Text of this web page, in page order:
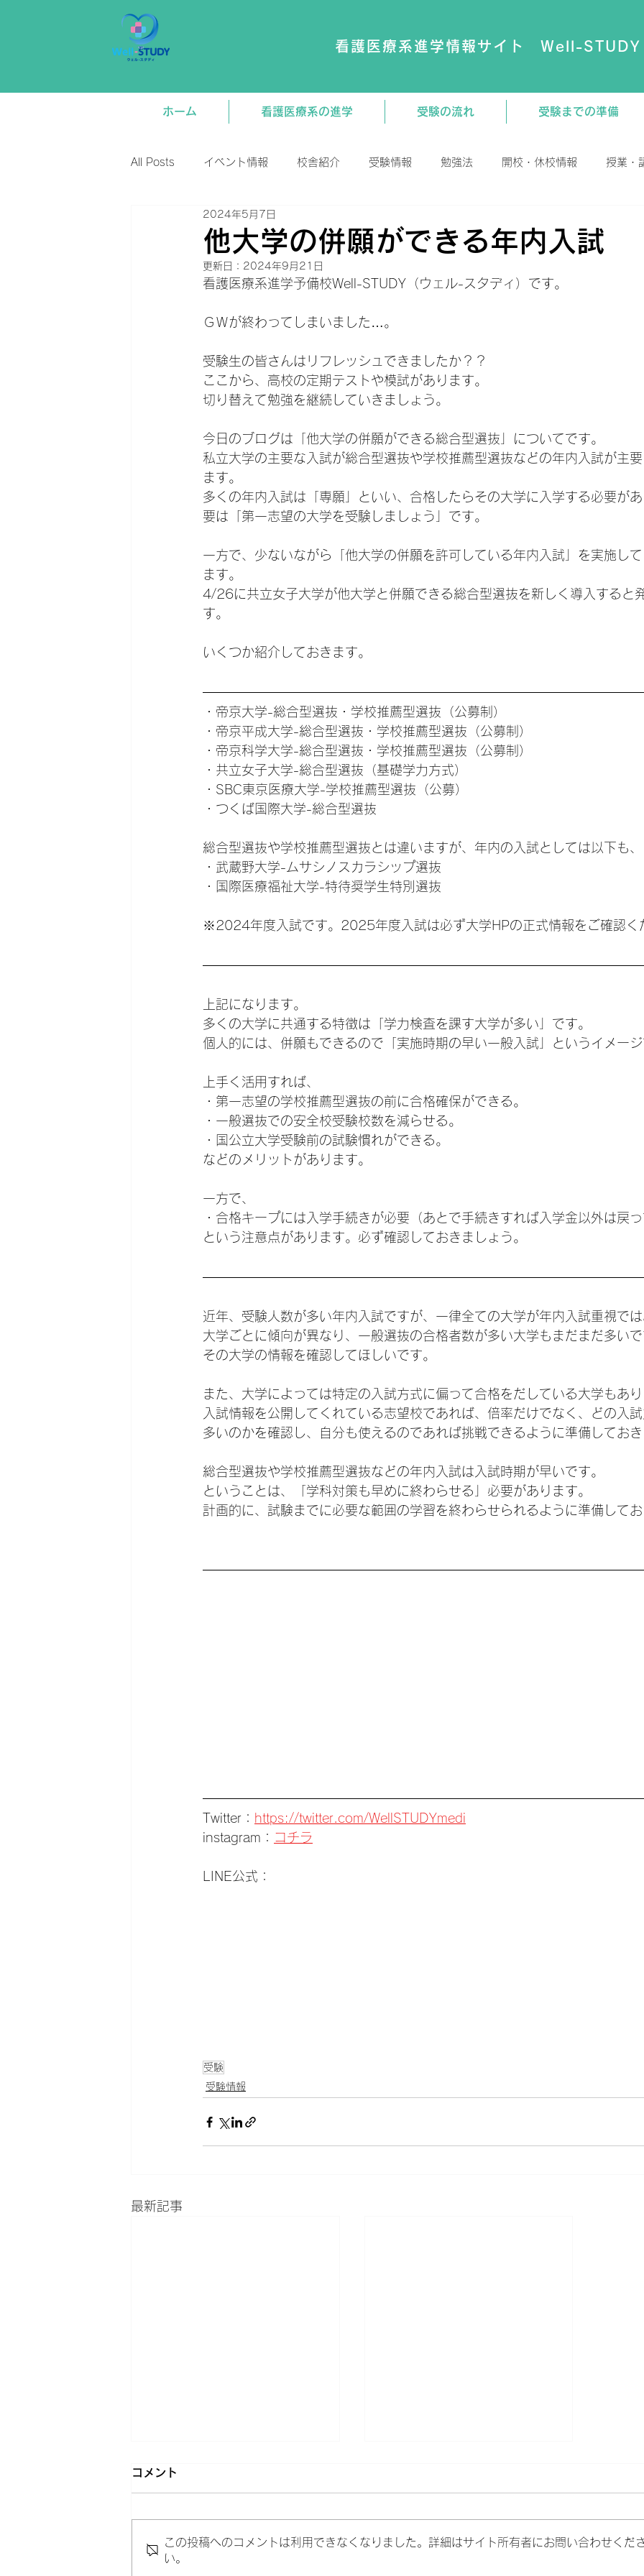
看護医療系進学情報サイト Well-STUDY
ホーム 看護医療系の進学 受験の流れ 受験までの準備
All Posts イベント情報 校舎紹介 受験情報 勉強法 開校・休校情報 授業・
将来関連
他大学の併願ができる年内入試
2024年5月7日
更新日： 2024年9月21日
看護医療系進学予備校Well-STUDY（ウェル-スタディ）です。
ＧＷが終わってしまいました…。
受験生の皆さんはリフレッシュできましたか？？
ここから、高校の定期テストや模試があります。
切り替えて勉強を継続していきましょう。
今日のブログは「他大学の併願ができる総合型選抜」についてです。
私立大学の主要な入試が総合型選抜や学校推薦型選抜などの年内入試が主
ます。
多くの年内入試は「専願」といい、合格したらその大学に入学する必要が
要は「第一志望の大学を受験しましょう」です。
一方で、少ないながら「他大学の併願を許可している年内入試」を実施し
ます。
4/26に共立女子大学が他大学と併願できる総合型選抜を新しく導入すると
す。
いくつか紹介しておきます。
・帝京大学-総合型選抜・学校推薦型選抜（公募制）
・帝京平成大学-総合型選抜・学校推薦型選抜（公募制）
・帝京科学大学-総合型選抜・学校推薦型選抜（公募制）
・共立女子大学-総合型選抜（基礎学力方式）
・SBC東京医療大学-学校推薦型選抜（公募）
・つくば国際大学-総合型選抜
総合型選抜や学校推薦型選抜とは違いますが、年内の入試としては以下も、
・武蔵野大学-ムサシノスカラシップ選抜
・国際医療福祉大学-特待奨学生特別選抜
※2024年度入試です。2025年度入試は必ず大学HPの正式情報をご確認く
上記になります。
多くの大学に共通する特徴は「学力検査を課す大学が多い」です。
個人的には、併願もできるので「実施時期の早い一般入試」というイメー
上手く活用すれば、
・第一志望の学校推薦型選抜の前に合格確保ができる。
・一般選抜での安全校受験校数を減らせる。
・国公立大学受験前の試験慣れができる。
などのメリットがあります。
一方で、
・合格キープには入学手続きが必要（あとで手続きすれば入学金以外は戻
という注意点があります。必ず確認しておきましょう。
近年、受験人数が多い年内入試ですが、一律全ての大学が年内入試重視で
大学ごとに傾向が異なり、一般選抜の合格者数が多い大学もまだまだ多い
その大学の情報を確認してほしいです。
また、大学によっては特定の入試方式に偏って合格をだしている大学もあ
入試情報を公開してくれている志望校であれば、倍率だけでなく、どの入
多いのかを確認し、自分も使えるのであれば挑戦できるように準備してお
総合型選抜や学校推薦型選抜などの年内入試は入試時期が早いです。
ということは、「学科対策も早めに終わらせる」必要があります。
計画的に、試験までに必要な範囲の学習を終わらせられるように準備して
Twitter： https://twitter.com/WellSTUDYmedi
instagram： コチラ
LINE公式：
受験
受験情報
最新記事
コメント
この投稿へのコメントは利用できなくなりました。詳細はサイト所有者にお問い合わせくだ
い。